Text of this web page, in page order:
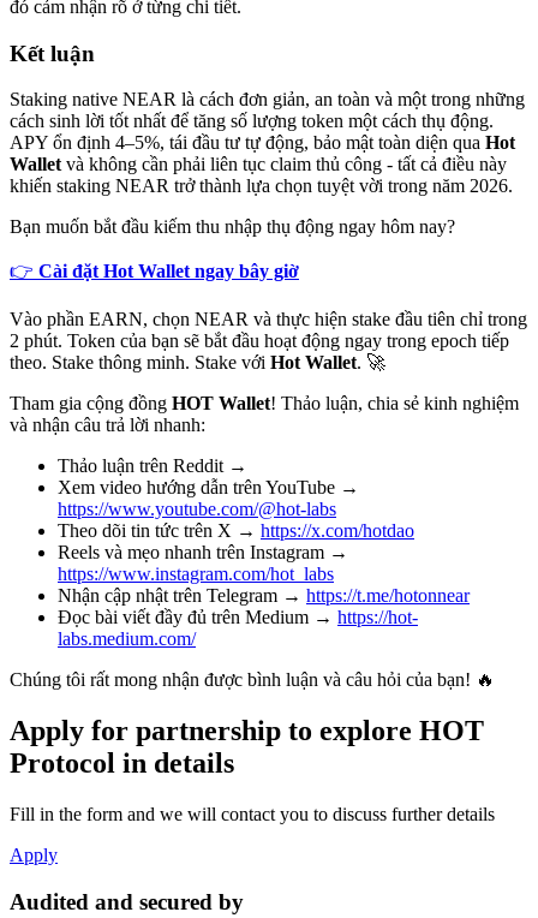
đó cảm nhận rõ ở từng chi tiết.
Kết luận
Staking native NEAR là cách đơn giản, an toàn và một trong những
cách sinh lời tốt nhất để tăng số lượng token một cách thụ động.
APY ổn định 4–5%, tái đầu tư tự động, bảo mật toàn diện qua Hot
Wallet và không cần phải liên tục claim thủ công - tất cả điều này
khiến staking NEAR trở thành lựa chọn tuyệt vời trong năm 2026.
Bạn muốn bắt đầu kiếm thu nhập thụ động ngay hôm nay?
👉 Cài đặt Hot Wallet ngay bây giờ
Vào phần EARN, chọn NEAR và thực hiện stake đầu tiên chỉ trong
2 phút. Token của bạn sẽ bắt đầu hoạt động ngay trong epoch tiếp
theo. Stake thông minh. Stake với Hot Wallet. 🚀
Tham gia cộng đồng HOT Wallet! Thảo luận, chia sẻ kinh nghiệm
và nhận câu trả lời nhanh:
Thảo luận trên Reddit →
Xem video hướng dẫn trên YouTube →
https://www.youtube.com/@hot-labs
Theo dõi tin tức trên X → https://x.com/hotdao
Reels và mẹo nhanh trên Instagram →
https://www.instagram.com/hot_labs
Nhận cập nhật trên Telegram → https://t.me/hotonnear
Đọc bài viết đầy đủ trên Medium → https://hot-
labs.medium.com/
Chúng tôi rất mong nhận được bình luận và câu hỏi của bạn! 🔥
Apply for partnership to explore HOT
Protocol in details
Fill in the form and we will contact you to discuss further details
Apply
Audited and secured by